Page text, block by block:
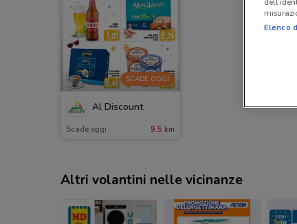
SCADE OGGI
Al Discount
Scade oggi 9.5 km
Altri volantini nelle vicinanze
Elenco